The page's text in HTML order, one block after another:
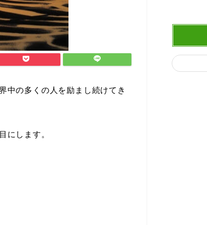
中の多くの人を励まし続けてき
にします。